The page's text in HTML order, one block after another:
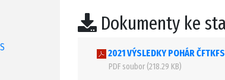
Dokumenty ke
2021 VÝSLEDKY POHÁR
PDF soubor (218.29 KB)